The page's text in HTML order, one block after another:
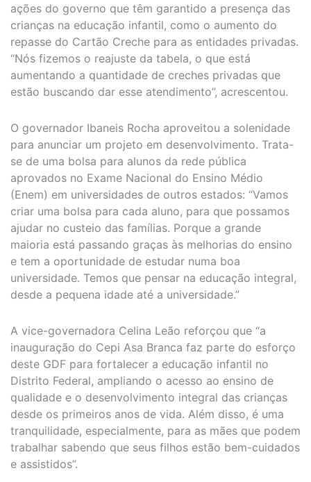
ações do governo que têm garantido a presença das
crianças na educação infantil, como o aumento do
repasse do Cartão Creche para as entidades privadas.
“Nós fizemos o reajuste da tabela, o que está
aumentando a quantidade de creches privadas que
estão buscando dar esse atendimento”, acrescentou.
O governador Ibaneis Rocha aproveitou a solenidade
para anunciar um projeto em desenvolvimento. Trata-
se de uma bolsa para alunos da rede pública
aprovados no Exame Nacional do Ensino Médio
(Enem) em universidades de outros estados: “Vamos
criar uma bolsa para cada aluno, para que possamos
ajudar no custeio das famílias. Porque a grande
maioria está passando graças às melhorias do ensino
e tem a oportunidade de estudar numa boa
universidade. Temos que pensar na educação integral,
desde a pequena idade até a universidade.”
A vice-governadora Celina Leão reforçou que “a
inauguração do Cepi Asa Branca faz parte do esforço
deste GDF para fortalecer a educação infantil no
Distrito Federal, ampliando o acesso ao ensino de
qualidade e o desenvolvimento integral das crianças
desde os primeiros anos de vida. Além disso, é uma
tranquilidade, especialmente, para as mães que podem
trabalhar sabendo que seus filhos estão bem-cuidados
e assistidos”.